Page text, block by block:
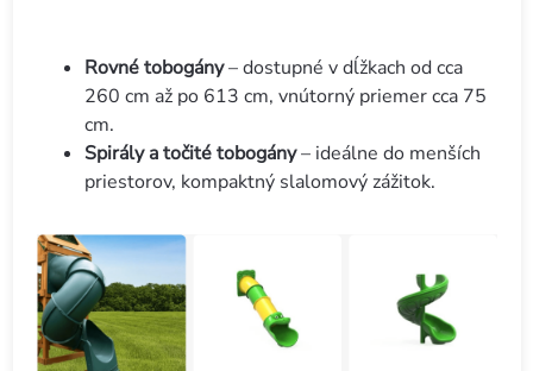
Rovné tobogány– dostupné v dĺžkach od cca
260 cm až po 613 cm, vnútorný priemer cca 75
cm.
Spirály a točité tobogány– ideálne do menších
priestorov, kompaktný slalomový zážitok.